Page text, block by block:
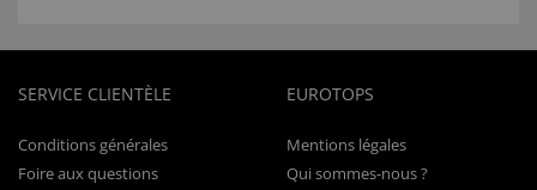
SERVICE CLIENTÈLE
Conditions générales
Foire aux questions
EUROTOPS
Mentions légales
Qui sommes-nous ?